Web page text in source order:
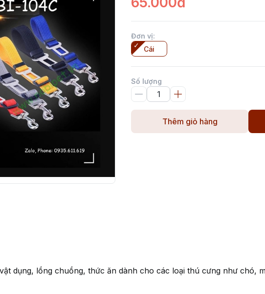
Đơn vị:
Cái
Số lượng
Thêm giỏ hàng
dụng, lồng chuồng, thức ăn dành cho các loại thú cưng như chó,